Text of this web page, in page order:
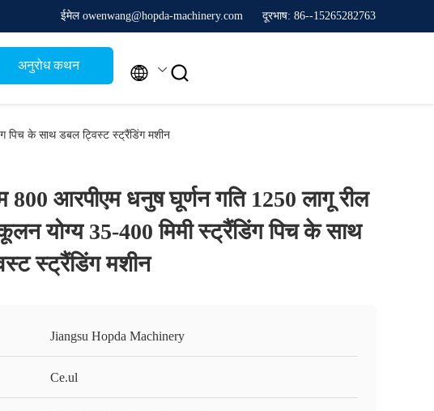
ईमेल owenwang@hopda-machinery.com दूरभाष: 86--15265282763
अनुरोध कथन  
पिच के साथ डबल ट्विस्ट स्ट्रैंडिंग मशीन
आरपीएम धनुष घूर्णन गति 1250 लागू रील
योग्य 35-400 मिमी स्ट्रैंडिंग पिच के साथ
स्ट्रैंडिंग मशीन
Jiangsu Hopda Machinery
Ce.ul